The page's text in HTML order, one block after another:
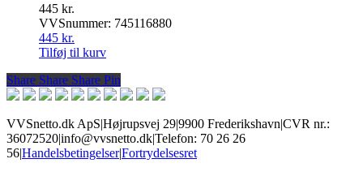
445 kr.
VVSnummer: 745116880
445 kr.
Tilføj til kurv
Share
Share Share Share Pin
VVSnetto.dk ApS|Højrupsvej 29|9900 Frederikshavn|CVR nr.:
36072520|info@vvsnetto.dk|Telefon: 70 26 26
56|Handelsbetingelser|Fortrydelsesret